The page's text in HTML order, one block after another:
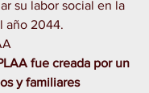
su labor social en la
año 2044.
fue creada por un
y familiares